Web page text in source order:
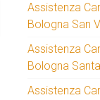
Assistenza
Bologna San
Assistenza
Bologna
Assistenza